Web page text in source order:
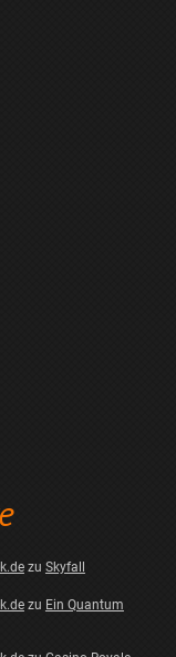
zu Skyfall
zu Ein Quantum